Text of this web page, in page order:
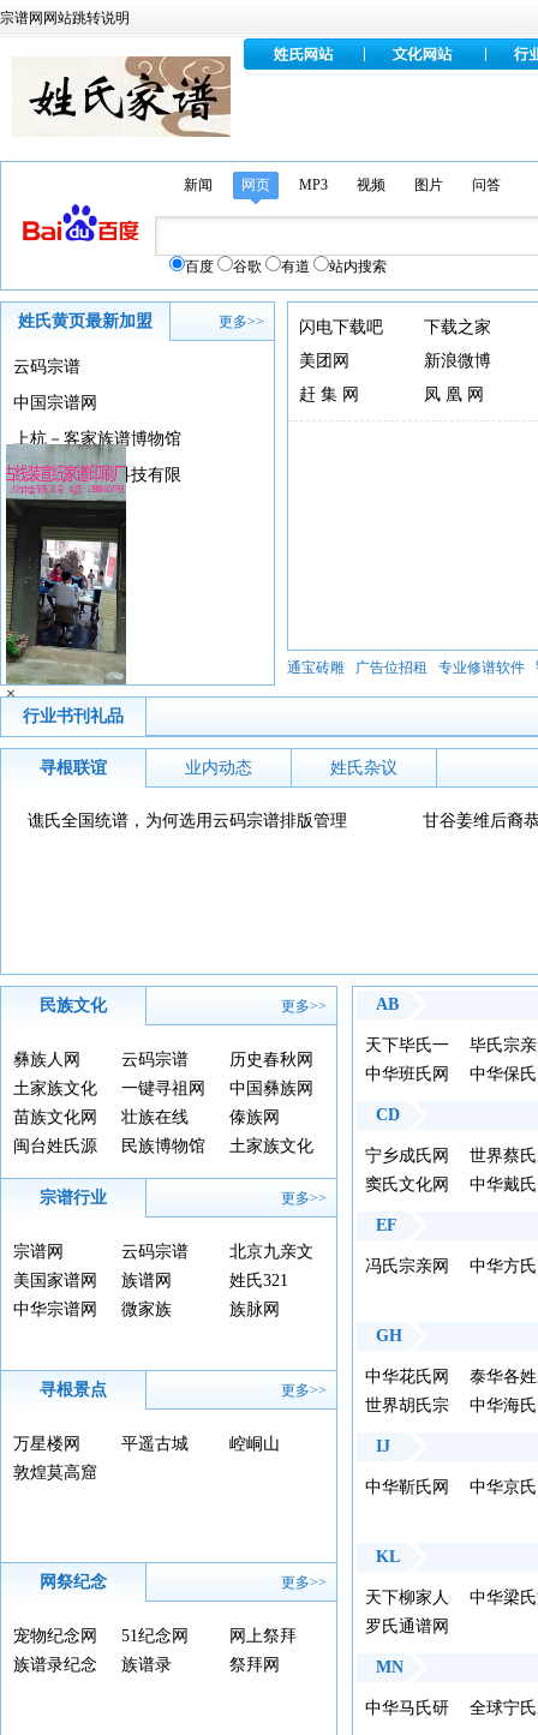
×
宗谱网网站跳转说明
新闻 网页 MP3 视频 图片 问答
百度 谷歌 有道 站内搜索
更多>>
姓氏黄页最新加盟
云码宗谱
中国宗谱网
上杭－客家族谱博物馆
湖北家国文化科技有限
闪电下载吧
下载之家
美团网
新浪微博
赶 集 网
凤 凰 网
通宝砖雕 广告位招租 专业修谱软件
行业书刊礼品
寻根联谊 业内动态 姓氏杂议
谯氏全国统谱，为何选用云码宗谱排版管理 甘谷姜维后裔
更多>>
民族文化
彝族人网 云码宗谱
历史春秋网
土家族文化
网
一键寻祖网
中国彝族网
苗族文化网
壮族在线
傣族网
闽台姓氏源
流网
民族博物馆 土家族文化
更多>>
宗谱行业
宗谱网 云码宗谱
北京九亲文
化
美国家谱网 族谱网
姓氏321
中华宗谱网
微家族 族脉网
更多>>
寻根景点
万星楼网 平遥古城
崆峒山
敦煌莫高窟
更多>>
网祭纪念
宠物纪念网 51纪念网
网上祭拜
族谱录纪念
族谱录 祭拜网
AB
天下毕氏一
家亲
毕氏宗亲
中华班氏网
中华保
CD
宁乡成氏网
世界蔡
亲总会
窦氏文化网 中华戴
EF
冯氏宗亲网 中华方
GH
中华花氏网
泰华各
亲总会
世界胡氏宗
中华海
IJ
中华靳氏网 中华京
KL
天下柳家人
网
中华梁
罗氏通谱网
MN
中华马氏研
全球宁